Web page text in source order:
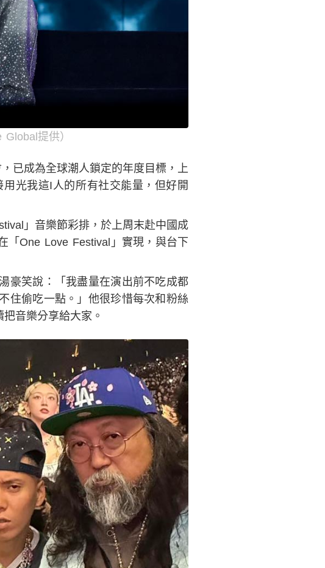
提供）
已成為全球潮人鎖定的年度目標，上
光我這I人的所有社交能量，但好開
」音樂節彩排，於上周末赴中國成
「One Love Festival」實現，與台下
豪笑說：「我盡量在演出前不吃成都
住偷吃一點。」他很珍惜每次和粉絲
音樂分享給大家。